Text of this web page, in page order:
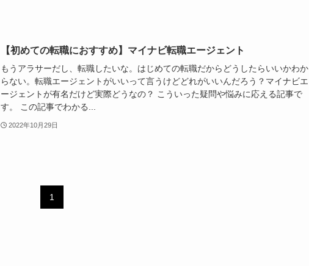
【初めての転職におすすめ】マイナビ転職エージェント
もうアラサーだし、転職したいな。はじめての転職だからどうしたらいいかわか
らない。転職エージェントがいいって言うけどどれがいいんだろう？マイナビエ
ージェントが有名だけど実際どうなの？ こういった疑問や悩みに応える記事で
す。 この記事でわかる...
2022年10月29日
1